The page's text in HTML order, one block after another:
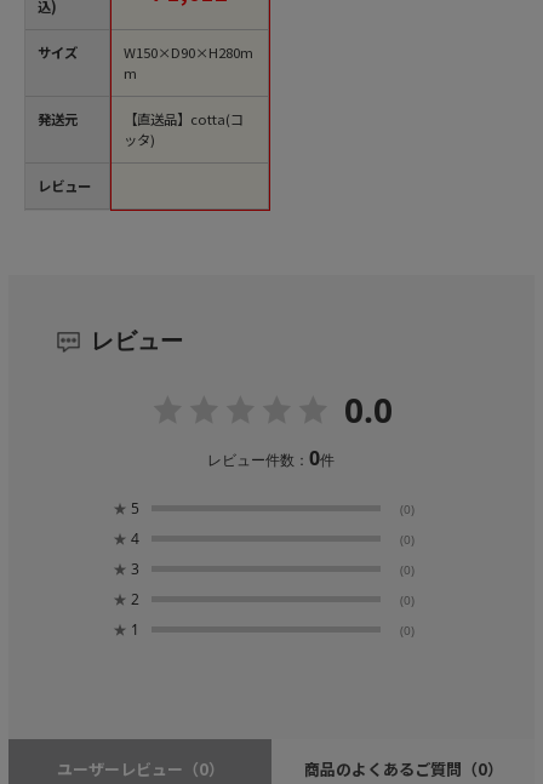
込)
サイズ
発送元
レビュー
W150×D90×H280m
m
【直送品】cotta(コ
ッタ)
レビュー
0.0
レビュー件数：0件
★ 5 (0)
★ 4 (0)
★ 3 (0)
★ 2 (0)
★ 1 (0)
ユーザーレビュー （0） 商品のよくあるご質問 （0）